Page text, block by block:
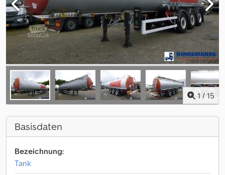
1 / 15
Basisdaten
Bezeichnung:
Tank